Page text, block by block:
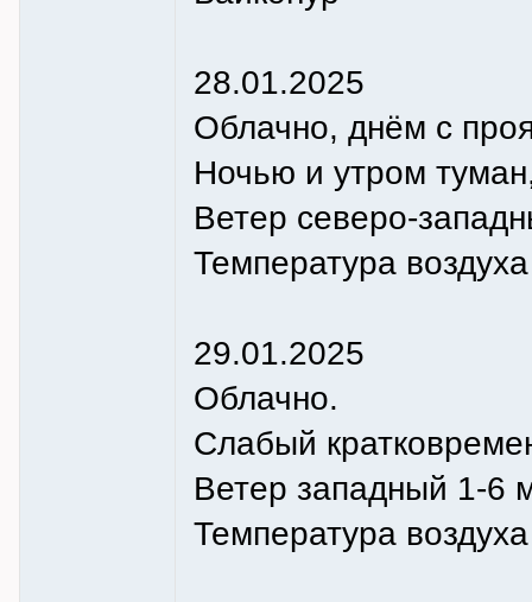
28.01.2025
Облачно, днём с
Ночью и утром
Ветер северо-
Температура
29.01.2025
Облачно.
Слабый
Ветер западный 1-6
Температура